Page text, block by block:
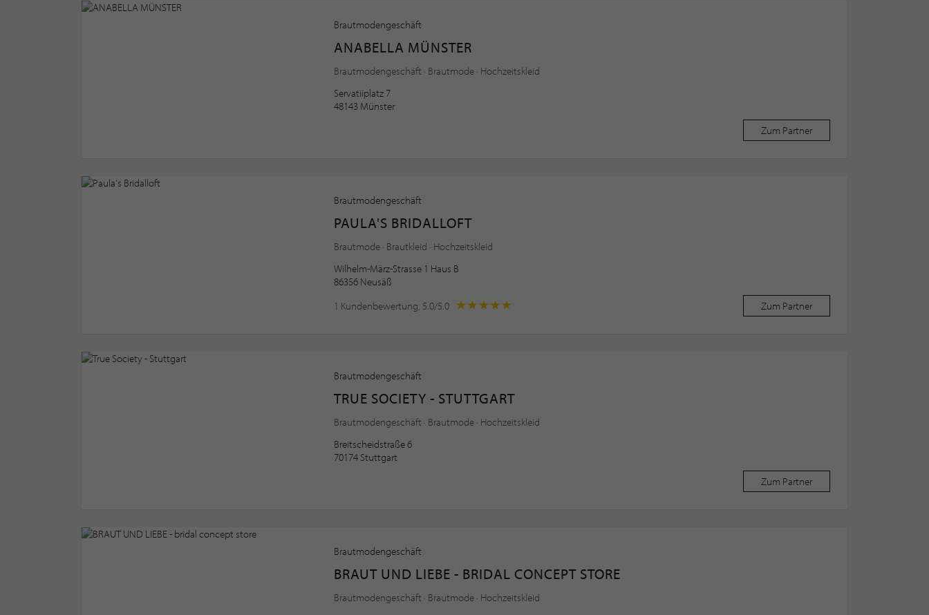
Brautmodengeschäft
ANABELLA MÜNSTER
Brautmodengeschäft · Brautmode · Hochzeitskleid
Servatiiplatz 7
48143 Münster
Zum Partner
Brautmodengeschäft
PAULA'S BRIDALLOFT
Brautmode · Brautkleid · Hochzeitskleid
Wilhelm-März-Strasse 1 Haus B
86356 Neusäß
1 Kundenbewertung, 5.0/5.0
Zum Partner
Brautmodengeschäft
TRUE SOCIETY - STUTTGART
Brautmodengeschäft · Brautmode · Hochzeitskleid
Breitscheidstraße 6
70174 Stuttgart
Zum Partner
Brautmodengeschäft
BRAUT UND LIEBE - BRIDAL CONCEPT STORE
Brautmodengeschäft · Brautmode · Hochzeitskleid